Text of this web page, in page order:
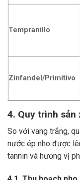
Tempranillo
Zinfandel/Primitivo
4. Quy trình
So với vang trắng,
nước ép nho được
tannin và hương vị